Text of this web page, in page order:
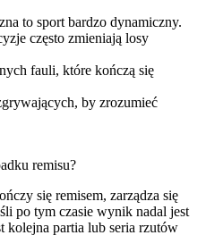
to sport bardzo dynamiczny.
często zmieniają losy
fauli, które kończą się
by zrozumieć
remisu?
się remisem, zarządza się
po tym czasie wynik nadal jest
kolejna partia lub seria rzutów